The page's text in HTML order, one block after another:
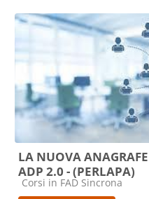
LA NUOVA
ADP 2.0 - (PERLAPA)
Categoria di corsi
Corsi in FAD Sincrona